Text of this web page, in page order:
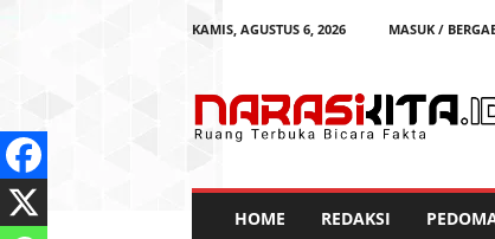
KAMIS, AGUSTUS 6, 2026 MASUK /
a
HOME REDAKSI